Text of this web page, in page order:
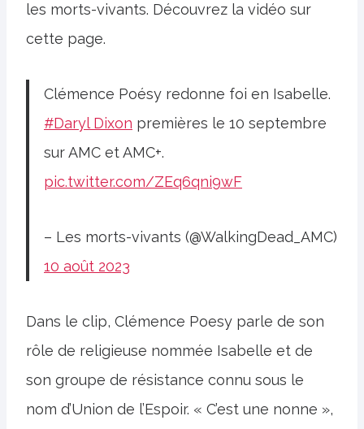
les morts-vivants. Découvrez la vidéo sur
cette page.
Clémence Poésy redonne foi en Isabelle.
#Daryl Dixon premières le 10 septembre
sur AMC et AMC+.
pic.twitter.com/ZEq6qni9wF
– Les morts-vivants (@WalkingDead_AMC)
10 août 2023
Dans le clip, Clémence Poesy parle de son
rôle de religieuse nommée Isabelle et de
son groupe de résistance connu sous le
nom d’Union de l’Espoir. « C’est une nonne »,